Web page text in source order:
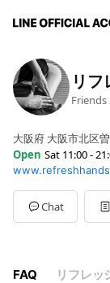
リ
Friends
大阪府 大阪市北区
Open Sat 11:00 -
Sun11:00 - 21:00
Mon11:00 - 21:00
Tue11:00 - 21:00
Wed11:00 - 21:00
11:00 - 21:00
Chat
FAQ リフレッ